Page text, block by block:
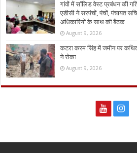
गांवों में सॉलिड वेस्ट प्रबंधन की
एडीसी ने सरपंचों, पंचों, पंचायत
अधिकारियों के साथ की बैठक
August 9, 2026
कटरा करम सिंह में जमीन पर
ने रोका
August 9, 2026